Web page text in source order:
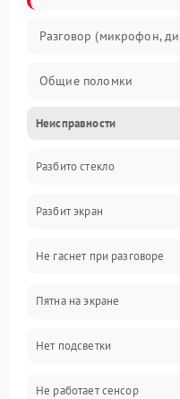
Разговор (микрофон,
Общие поломки
Проблемы связи
Камеры
Проблемы с дисплеем и
Зарядка
Проблемы с питанием,
Проблемы с работой
Неисправности
Разбито стекло
Разбит экран
Не гаснет при разговоре
Пятна на экране
Нет подсветки
Не работает сенсор